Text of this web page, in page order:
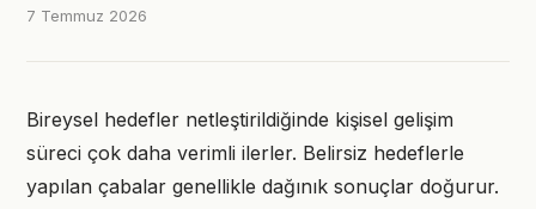
7 Temmuz 2026
Bireysel hedefler netleştirildiğinde kişisel gelişim
süreci çok daha verimli ilerler. Belirsiz hedeflerle
yapılan çabalar genellikle dağınık sonuçlar doğurur.